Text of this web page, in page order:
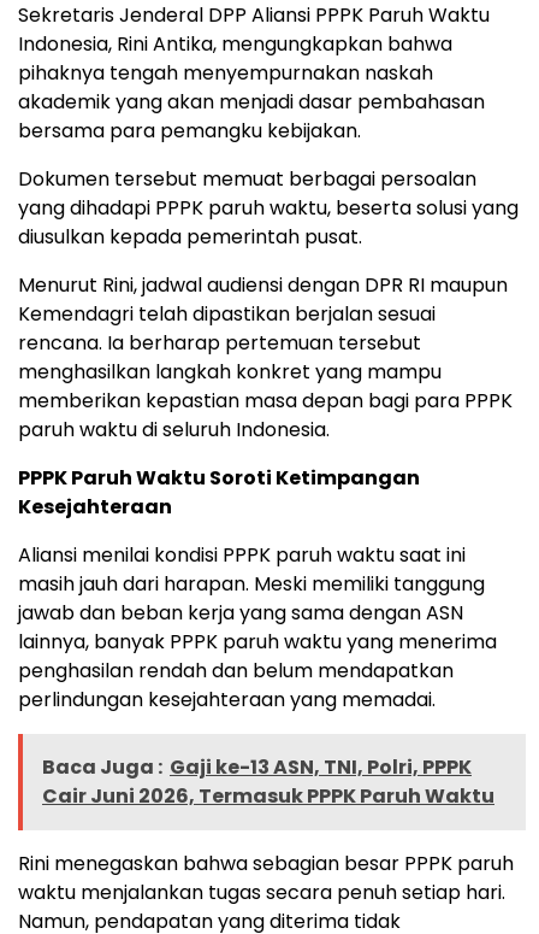
Sekretaris Jenderal DPP Aliansi PPPK Paruh Waktu
Indonesia, Rini Antika, mengungkapkan bahwa
pihaknya tengah menyempurnakan naskah
akademik yang akan menjadi dasar pembahasan
bersama para pemangku kebijakan.
Dokumen tersebut memuat berbagai persoalan
yang dihadapi PPPK paruh waktu, beserta solusi yang
diusulkan kepada pemerintah pusat.
Menurut Rini, jadwal audiensi dengan DPR RI maupun
Kemendagri telah dipastikan berjalan sesuai
rencana. Ia berharap pertemuan tersebut
menghasilkan langkah konkret yang mampu
memberikan kepastian masa depan bagi para PPPK
paruh waktu di seluruh Indonesia.
PPPK Paruh Waktu Soroti Ketimpangan
Kesejahteraan
Aliansi menilai kondisi PPPK paruh waktu saat ini
masih jauh dari harapan. Meski memiliki tanggung
jawab dan beban kerja yang sama dengan ASN
lainnya, banyak PPPK paruh waktu yang menerima
penghasilan rendah dan belum mendapatkan
perlindungan kesejahteraan yang memadai.
Baca Juga : Gaji ke-13 ASN, TNI, Polri, PPPK
Cair Juni 2026, Termasuk PPPK Paruh Waktu
Rini menegaskan bahwa sebagian besar PPPK paruh
waktu menjalankan tugas secara penuh setiap hari.
Namun, pendapatan yang diterima tidak